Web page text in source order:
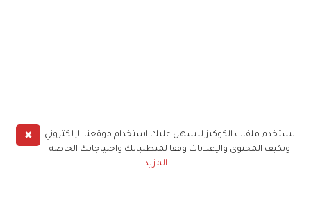
✖
نستخدم ملفات الكوكيز لنسهل عليك استخدام موقعنا الإلكتروني
ونكيف المحتوى والإعلانات وفقا لمتطلباتك واحتياجاتك الخاصة
المزيد